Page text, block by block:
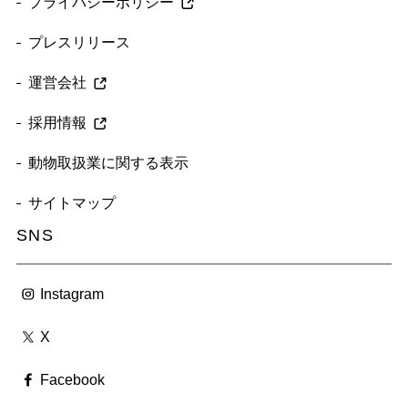
プレスリリース
運営会社
採用情報
動物取扱業に関する表示
サイトマップ
SNS
Instagram
X
Facebook